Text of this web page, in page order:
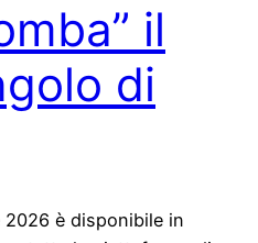
il
di
2026 è disponibile in